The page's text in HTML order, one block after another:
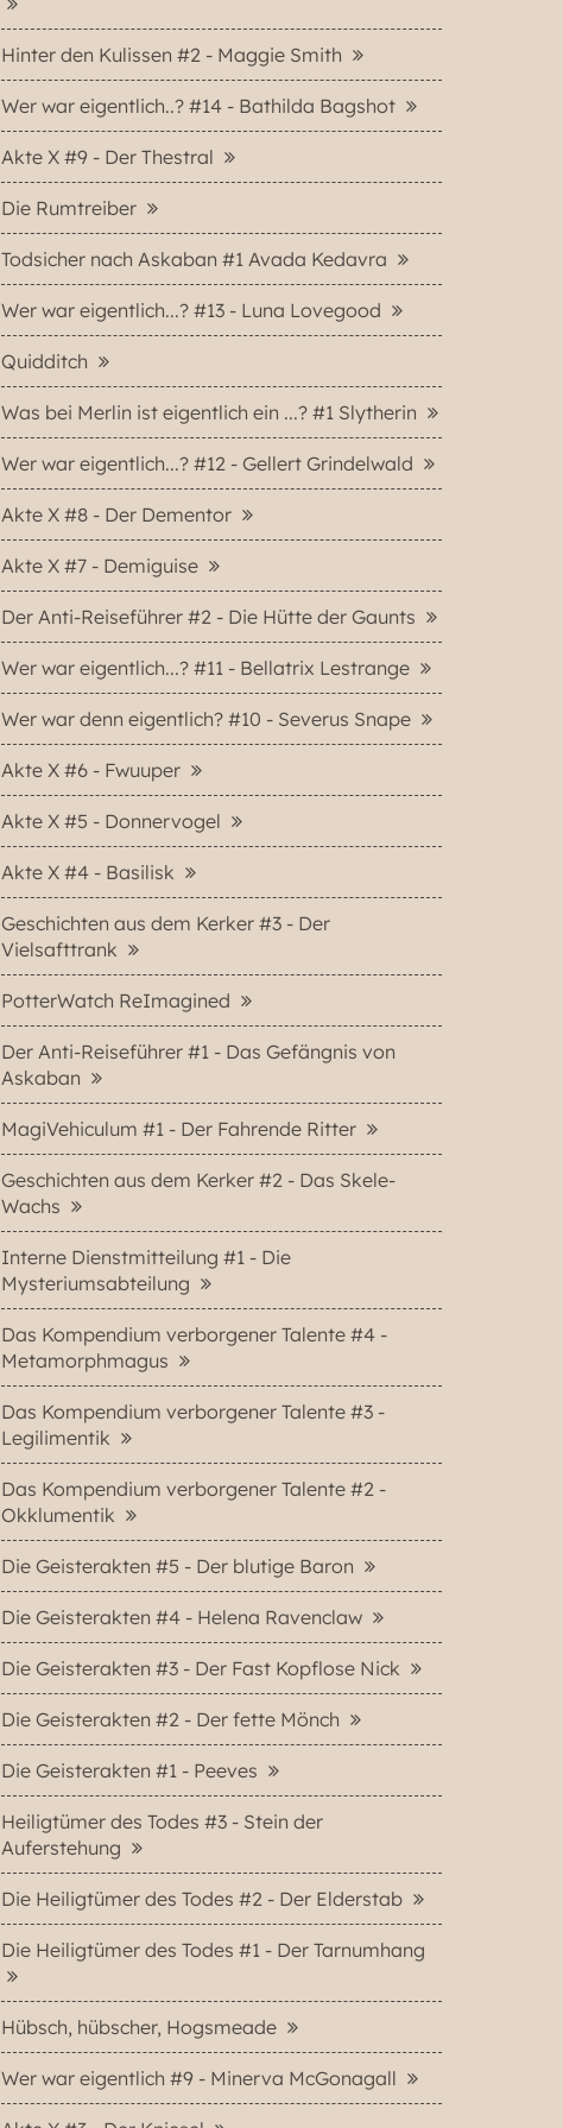
Hinter den Kulissen #2 - Maggie Smith
Wer war eigentlich..? #14 - Bathilda Bagshot
Akte X #9 - Der Thestral
Die Rumtreiber
Todsicher nach Askaban #1 Avada Kedavra
Wer war eigentlich...? #13 - Luna Lovegood
Quidditch
Was bei Merlin ist eigentlich ein ...? #1 Slytherin
Wer war eigentlich...? #12 - Gellert Grindelwald
Akte X #8 - Der Dementor
Akte X #7 - Demiguise
Der Anti-Reiseführer #2 - Die Hütte der Gaunts
Wer war eigentlich...? #11 - Bellatrix Lestrange
Wer war denn eigentlich? #10 - Severus Snape
Akte X #6 - Fwuuper
Akte X #5 - Donnervogel
Akte X #4 - Basilisk
Geschichten aus dem Kerker #3 - Der
Vielsafttrank
PotterWatch ReImagined
Der Anti-Reiseführer #1 - Das Gefängnis von
Askaban
MagiVehiculum #1 - Der Fahrende Ritter
Geschichten aus dem Kerker #2 - Das Skele-
Wachs
Interne Dienstmitteilung #1 - Die
Mysteriumsabteilung
Das Kompendium verborgener Talente #4 -
Metamorphmagus
Das Kompendium verborgener Talente #3 -
Legilimentik
Das Kompendium verborgener Talente #2 -
Okklumentik
Die Geisterakten #5 - Der blutige Baron
Die Geisterakten #4 - Helena Ravenclaw
Die Geisterakten #3 - Der Fast Kopflose Nick
Die Geisterakten #2 - Der fette Mönch
Die Geisterakten #1 - Peeves
Heiligtümer des Todes #3 - Stein der
Auferstehung
Die Heiligtümer des Todes #2 - Der Elderstab
Die Heiligtümer des Todes #1 - Der Tarnumhang
Hübsch, hübscher, Hogsmeade
Wer war eigentlich #9 - Minerva McGonagall